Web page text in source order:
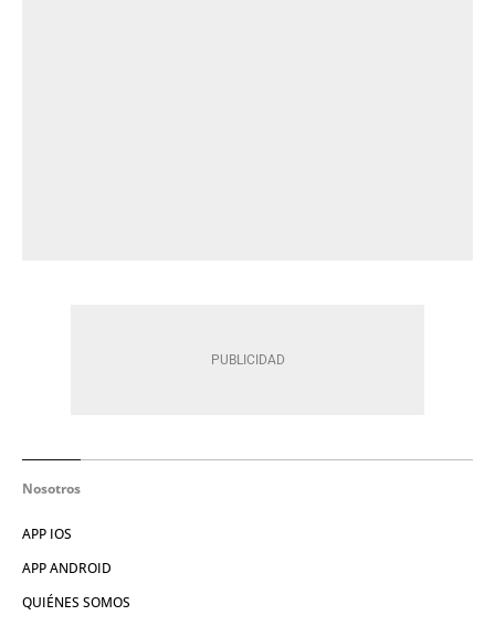
Nosotros
APP IOS
APP ANDROID
QUIÉNES SOMOS